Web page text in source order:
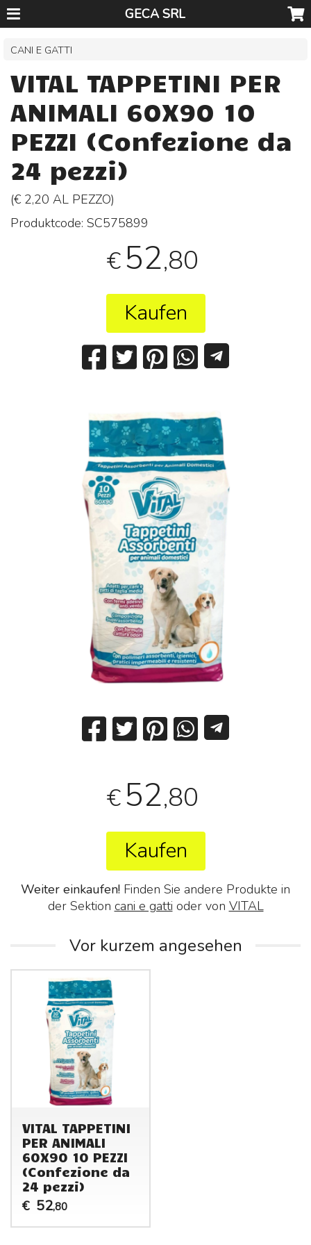
GECA SRL
CANI E GATTI
VITAL TAPPETINI PER
ANIMALI 60X90 10
PEZZI (Confezione da
24 pezzi)
(€ 2,20 AL PEZZO)
Produktcode:SC575899
€52,80
Kaufen
€52,80
Kaufen
Weiter einkaufen! Finden Sie andere Produkte in
der Sektion cani e gatti oder von VITAL
Vor kurzem angesehen
VITAL TAPPETINI
PER ANIMALI
60X90 10 PEZZI
(Confezione da
24 pezzi)
€ 52,80